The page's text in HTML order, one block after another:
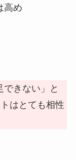
高め
できない」と
はとても相性